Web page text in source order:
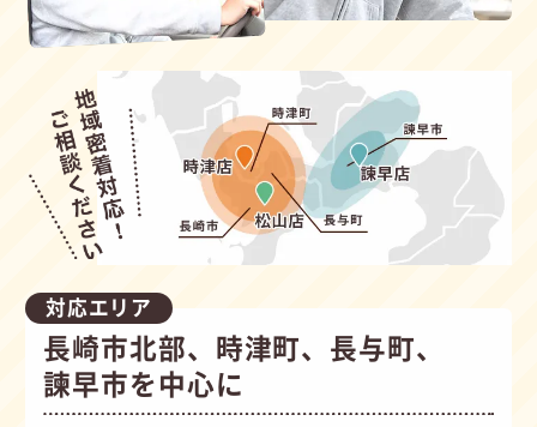
対応エリア
長崎市北部、時津町、長与町、
諫早市を中心に